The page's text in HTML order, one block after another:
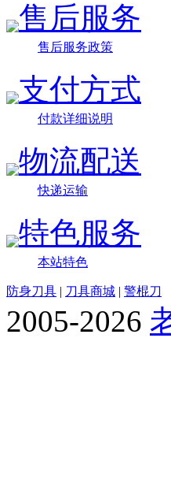
售后服务
售后服务政策
支付方式
付款详细说明
物流配送
快递运输
特色服务
本站特色
防身刀具 | 刀具商城 | 警棍刀
2005-2026